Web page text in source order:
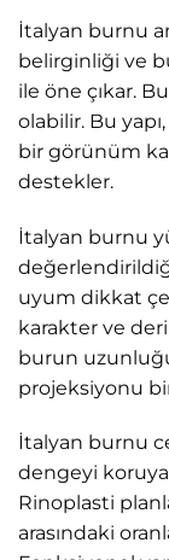
İtalyan burnu
belirginliği ve
ile öne çıkar.
olabilir. Bu
bir görünüm
destekler.
İtalyan burnu
uyum dikkat
karakter ve
burun
projeksiyonu
İtalyan burnu
dengeyi
Rinoplasti
arasındaki